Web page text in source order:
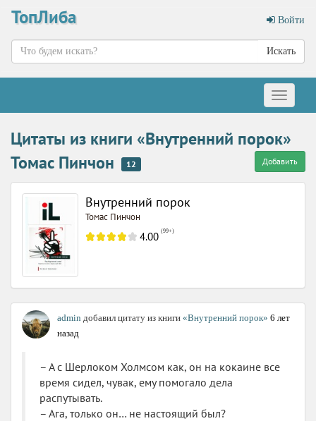
ТопЛиба Войти
Искать
Меню
Цитаты из книги «Внутренний порок»
Томас Пинчон
12 Добавить
Внутренний порок
Томас Пинчон
4.00 (99+)
admin добавил цитату из книги «Внутренний порок» 6 лет
назад
– А с Шерлоком Холмсом как, он на кокаине все
время сидел, чувак, ему помогало дела
распутывать.
– Ага, только он… не настоящий был?